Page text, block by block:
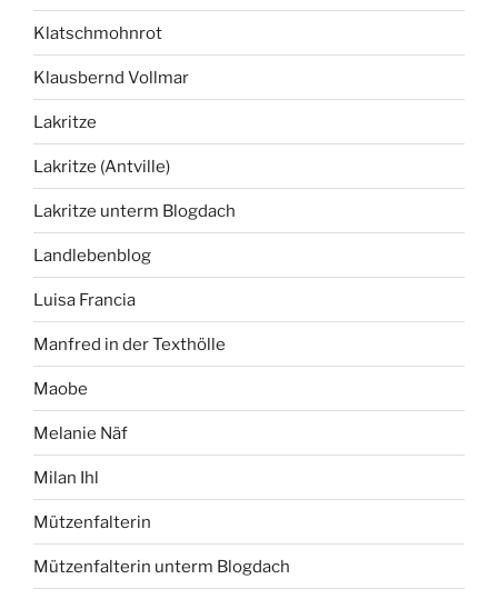
Klatschmohnrot
Klausbernd Vollmar
Lakritze
Lakritze (Antville)
Lakritze unterm Blogdach
Landlebenblog
Luisa Francia
Manfred in der Texthölle
Maobe
Melanie Näf
Milan Ihl
Mützenfalterin
Mützenfalterin unterm Blogdach